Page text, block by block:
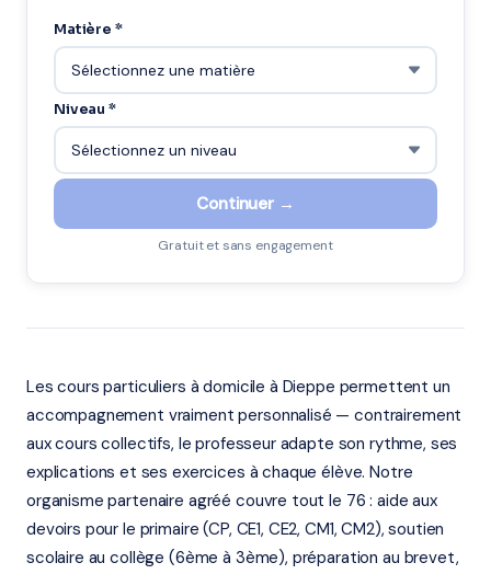
Matière *
Niveau *
Continuer →
Gratuit et sans engagement
Les cours particuliers à domicile à Dieppe permettent un
accompagnement vraiment personnalisé — contrairement
aux cours collectifs, le professeur adapte son rythme, ses
explications et ses exercices à chaque élève. Notre
organisme partenaire agréé couvre tout le 76 : aide aux
devoirs pour le primaire (CP, CE1, CE2, CM1, CM2), soutien
scolaire au collège (6ème à 3ème), préparation au brevet,